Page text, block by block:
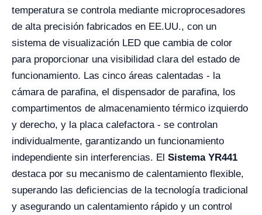
temperatura se controla mediante microprocesadores
de alta precisión fabricados en EE.UU., con un
sistema de visualización LED que cambia de color
para proporcionar una visibilidad clara del estado de
funcionamiento. Las cinco áreas calentadas - la
cámara de parafina, el dispensador de parafina, los
compartimentos de almacenamiento térmico izquierdo
y derecho, y la placa calefactora - se controlan
individualmente, garantizando un funcionamiento
independiente sin interferencias. El Sistema YR441
destaca por su mecanismo de calentamiento flexible,
superando las deficiencias de la tecnología tradicional
y asegurando un calentamiento rápido y un control